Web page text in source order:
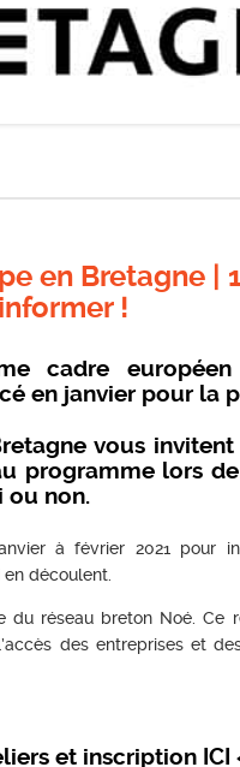
en Bretagne |
!
cadre
en janvier pour la
vous
programme lors
ou non.
à février 2021 pour
découlent.
réseau breton Noé. Ce
des entreprises et
et inscription ICI